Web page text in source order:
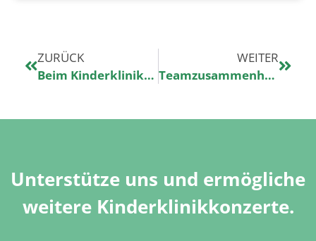
ZURÜCK
Beim Kinderklinikkonzert mit Tom Beck in der ersten Reihe stehen
WEITER
Teamzusammenhalt fürs Kinderklinikkonzert
Unterstütze uns und ermögliche
weitere Kinderklinikkonzerte.